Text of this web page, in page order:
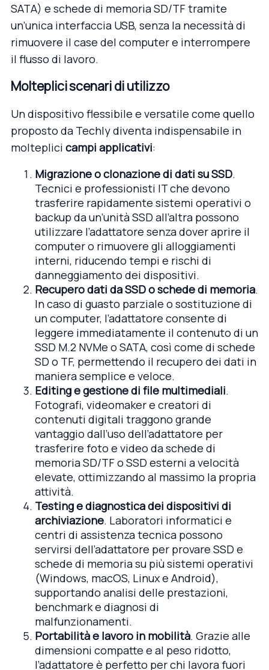
SATA) e schede di memoria SD/TF tramite
un’unica interfaccia USB, senza la necessità di
rimuovere il case del computer e interrompere
il flusso di lavoro.
Molteplici scenari di utilizzo
Un dispositivo flessibile e versatile come quello
proposto da Techly diventa indispensabile in
molteplici campi applicativi:
Migrazione o clonazione di dati su SSD.
Tecnici e professionisti IT che devono
trasferire rapidamente sistemi operativi o
backup da un’unità SSD all’altra possono
utilizzare l’adattatore senza dover aprire il
computer o rimuovere gli alloggiamenti
interni, riducendo tempi e rischi di
danneggiamento dei dispositivi.
Recupero dati da SSD o schede di memoria.
In caso di guasto parziale o sostituzione di
un computer, l’adattatore consente di
leggere immediatamente il contenuto di un
SSD M.2 NVMe o SATA, così come di schede
SD o TF, permettendo il recupero dei dati in
maniera semplice e veloce.
Editing e gestione di file multimediali.
Fotografi, videomaker e creatori di
contenuti digitali traggono grande
vantaggio dall’uso dell’adattatore per
trasferire foto e video da schede di
memoria SD/TF o SSD esterni a velocità
elevate, ottimizzando al massimo la propria
attività.
Testing e diagnostica dei dispositivi di
archiviazione. Laboratori informatici e
centri di assistenza tecnica possono
servirsi dell’adattatore per provare SSD e
schede di memoria su più sistemi operativi
(Windows, macOS, Linux e Android),
supportando analisi delle prestazioni,
benchmark e diagnosi di
malfunzionamenti.
Portabilità e lavoro in mobilità. Grazie alle
dimensioni compatte e al peso ridotto,
l’adattatore è perfetto per chi lavora fuori